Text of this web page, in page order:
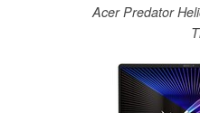
Acer Predator